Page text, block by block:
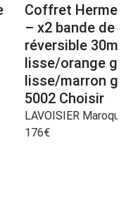
Coffret
– x2 bande de
réversible
lisse/orange
lisse/marron
5002 Choisir
LAVOISIER
176€